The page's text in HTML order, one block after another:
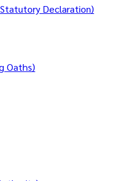
Declaration)
Oaths)